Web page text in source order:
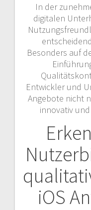
In der
digitalen
Besonders auf
Entwickler und
Angebote nicht
innovativ
iOS